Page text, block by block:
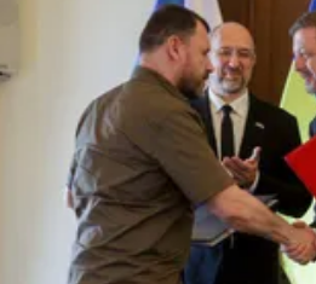
Społeczeństwo
Wojna na Ukrainie
Świat